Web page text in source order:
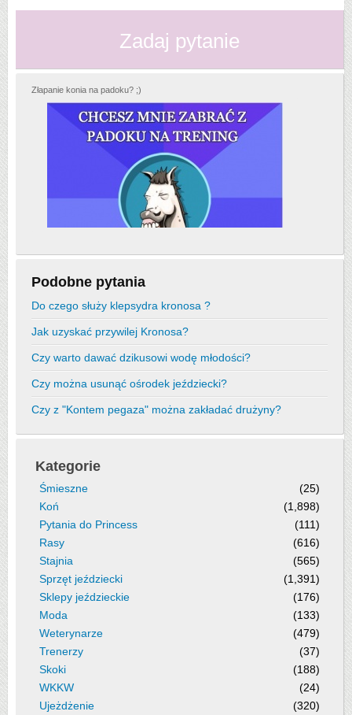
Zadaj pytanie
Złapanie konia na padoku? ;)
Podobne pytania
Do czego służy klepsydra kronosa ?
Jak uzyskać przywilej Kronosa?
Czy warto dawać dzikusowi wodę młodości?
Czy można usunąć ośrodek jeździecki?
Czy z "Kontem pegaza" można zakładać drużyny?
Kategorie
Śmieszne
(25)
Koń
(1,898)
Pytania do Princess
(111)
Rasy
(616)
Stajnia
(565)
Sprzęt jeździecki
(1,391)
Sklepy jeździeckie
(176)
Moda
(133)
Weterynarze
(479)
Trenerzy
(37)
Skoki
(188)
WKKW
(24)
Ujeżdżenie
(320)